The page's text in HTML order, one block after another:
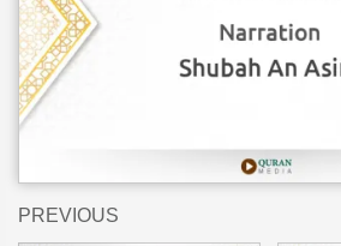
PREVIOUS